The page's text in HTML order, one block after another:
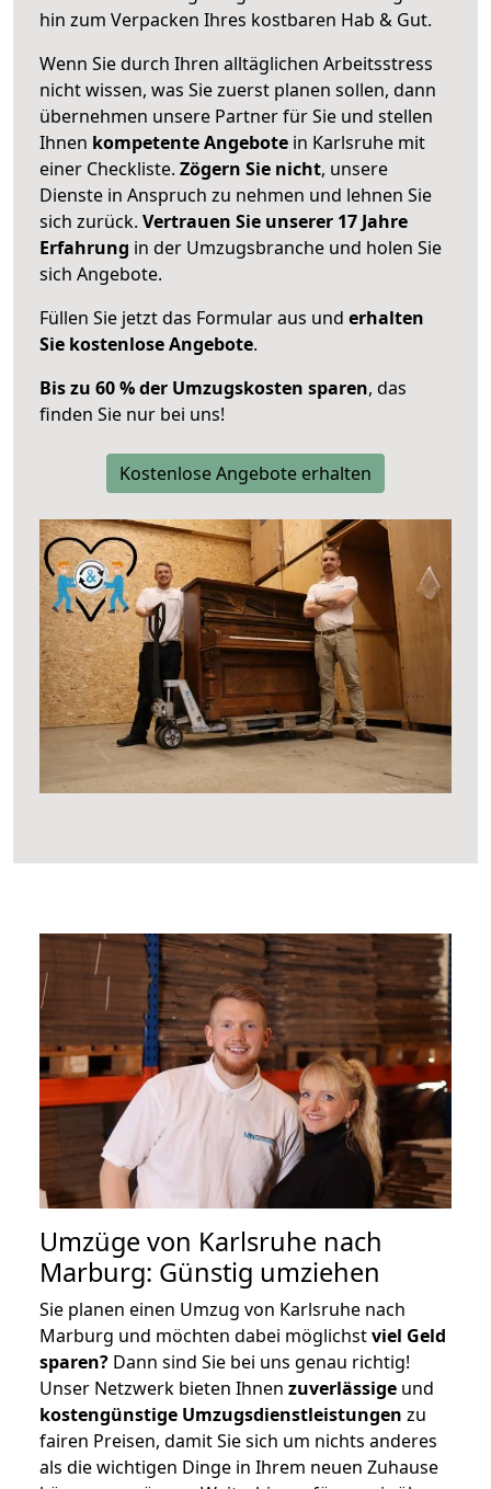
hin zum Verpacken Ihres kostbaren Hab & Gut.
Wenn Sie durch Ihren alltäglichen Arbeitsstress
nicht wissen, was Sie zuerst planen sollen, dann
übernehmen unsere Partner für Sie und stellen
Ihnen kompetente Angebote in Karlsruhe mit
einer Checkliste. Zögern Sie nicht, unsere
Dienste in Anspruch zu nehmen und lehnen Sie
sich zurück. Vertrauen Sie unserer 17 Jahre
Erfahrung in der Umzugsbranche und holen Sie
sich Angebote.
Füllen Sie jetzt das Formular aus und erhalten
Sie kostenlose Angebote.
Bis zu 60 % der Umzugskosten sparen, das
finden Sie nur bei uns!
Kostenlose Angebote erhalten
Umzüge von Karlsruhe nach
Marburg: Günstig umziehen
Sie planen einen Umzug von Karlsruhe nach
Marburg und möchten dabei möglichstviel Geld
sparen? Dann sind Sie bei uns genau richtig!
Unser Netzwerk bieten Ihnen zuverlässige und
kostengünstige Umzugsdienstleistungen zu
fairen Preisen, damit Sie sich um nichts anderes
als die wichtigen Dinge in Ihrem neuen Zuhause